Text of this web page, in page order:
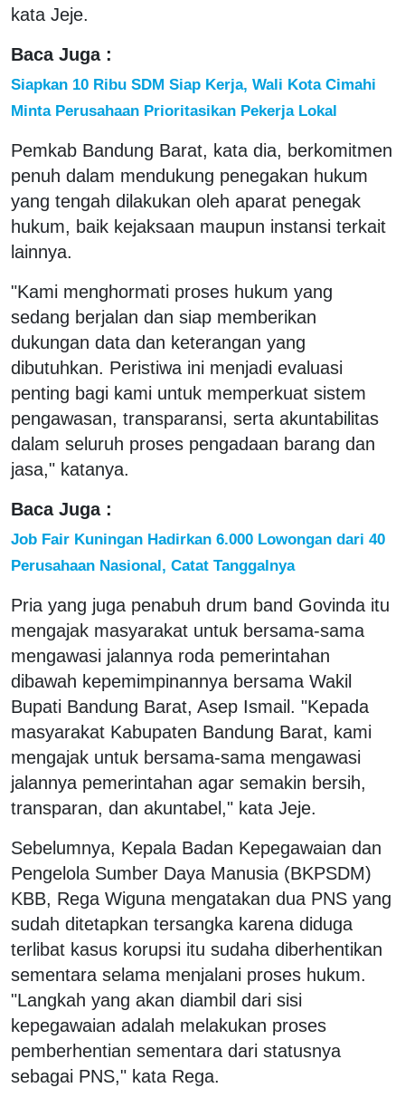
kata Jeje.
Baca Juga :
Siapkan 10 Ribu SDM Siap Kerja, Wali Kota Cimahi
Minta Perusahaan Prioritasikan Pekerja Lokal
Pemkab Bandung Barat, kata dia, berkomitmen
penuh dalam mendukung penegakan hukum
yang tengah dilakukan oleh aparat penegak
hukum, baik kejaksaan maupun instansi terkait
lainnya.
"Kami menghormati proses hukum yang
sedang berjalan dan siap memberikan
dukungan data dan keterangan yang
dibutuhkan. Peristiwa ini menjadi evaluasi
penting bagi kami untuk memperkuat sistem
pengawasan, transparansi, serta akuntabilitas
dalam seluruh proses pengadaan barang dan
jasa," katanya.
Baca Juga :
Job Fair Kuningan Hadirkan 6.000 Lowongan dari 40
Perusahaan Nasional, Catat Tanggalnya
Pria yang juga penabuh drum band Govinda itu
mengajak masyarakat untuk bersama-sama
mengawasi jalannya roda pemerintahan
dibawah kepemimpinannya bersama Wakil
Bupati Bandung Barat, Asep Ismail. "Kepada
masyarakat Kabupaten Bandung Barat, kami
mengajak untuk bersama-sama mengawasi
jalannya pemerintahan agar semakin bersih,
transparan, dan akuntabel," kata Jeje.
Sebelumnya, Kepala Badan Kepegawaian dan
Pengelola Sumber Daya Manusia (BKPSDM)
KBB, Rega Wiguna mengatakan dua PNS yang
sudah ditetapkan tersangka karena diduga
terlibat kasus korupsi itu sudaha diberhentikan
sementara selama menjalani proses hukum.
"Langkah yang akan diambil dari sisi
kepegawaian adalah melakukan proses
pemberhentian sementara dari statusnya
sebagai PNS," kata Rega.